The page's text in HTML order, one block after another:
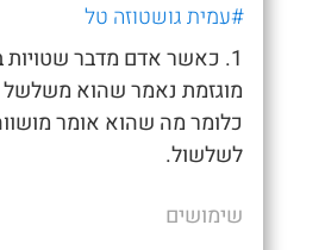
#עמית גושטוזה טל
1. כאשר אדם מדבר
מוגזמת נאמר שהוא
כלומר מה שהוא אומר
לשלשול.
שימושים